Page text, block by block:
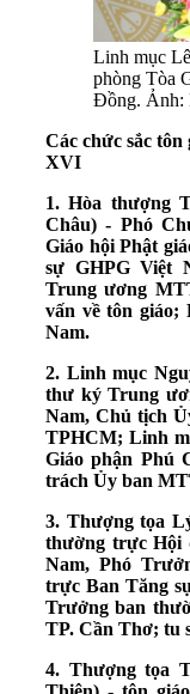
Linh mục
phòng Tòa
Đồng. Ảnh:
Các chức sắc
XVI
1. Hòa thượng
Châu) - Phó
Giáo hội Phật
sự GHPG Việt
Trung ương
vấn về tôn giáo;
Nam.
2. Linh mục
thư ký Trung
Nam, Chủ tịch
TPHCM; Linh
Giáo phận Phú
trách Ủy ban
3. Thượng tọa
thường trực Hội
Nam, Phó
trực Ban Tăng
Trưởng ban
TP. Cần Thơ; tu
4. Thượng tọa